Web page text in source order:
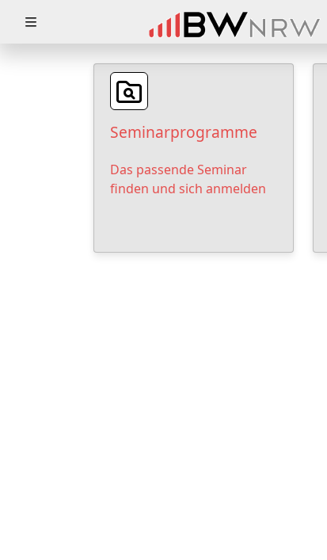
Seminarprogramme
Das passende Seminar
finden und sich anmelden